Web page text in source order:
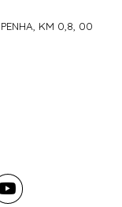
KM 0,8, 00